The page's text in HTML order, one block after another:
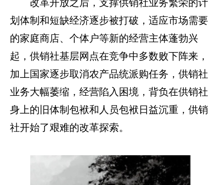
改革开放之后，支撑供销社业务繁荣的计
划体制和短缺经济逐步被打破，适应市场需要
的家庭商店、个体户等新的经营主体蓬勃兴
起，供销社基层网点在竞争中多数败下阵来，
加上国家逐步取消农产品统派购任务，供销社
业务大幅萎缩，经营陷入困境，背负在供销社
身上的旧体制包袱和人员包袱日益沉重，供销
社开始了艰难的改革探索。